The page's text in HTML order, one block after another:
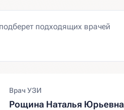
Врач УЗИ
Рощина Наталья Юрьевна